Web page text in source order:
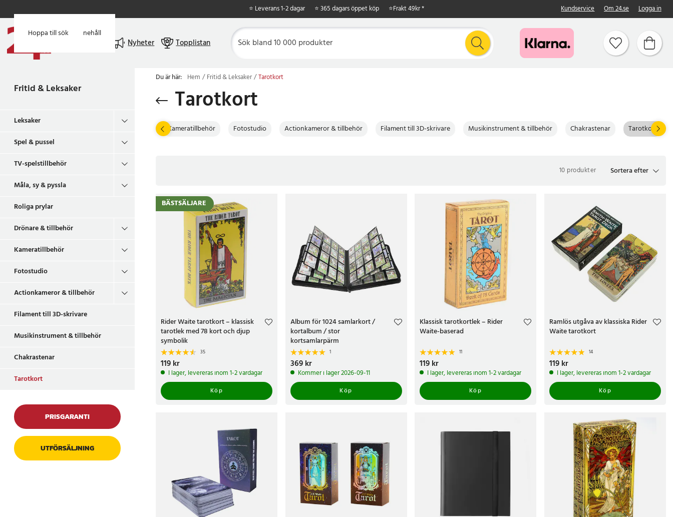
Hoppa till huvudinnehåll
Hoppa till sök
⭐ Leverans 1-2 dagar ⭐ 365 dagars öppet köp ⭐Frakt 49kr * Kundservice Om 24.se Logga in
Nyheter Topplistan
Fritid & Leksaker
Leksaker
Spel & pussel
TV-spelstillbehör
Måla, sy & pyssla
Roliga prylar
Drönare & tillbehör
Kameratillbehör
Fotostudio
Actionkameror & tillbehör
Filament till 3D-skrivare
Musikinstrument & tillbehör
Chakrastenar
Tarotkort
PRISGARANTI
UTFÖRSÄLJNING
Du är här: Hem Fritid & Leksaker Tarotkort
Tarotkort
Kameratillbehör Fotostudio Actionkameror & tillbehör Filament till 3D-skrivare Musikinstrument & tillbehör Chakrastenar Tarotkort
10 produkter Sortera efter
BÄSTSÄLJARE
Rider Waite tarotkort – klassisk
tarotlek med 78 kort och djup
symbolik
35
Pris :119 kr
119 kr
I lager, levereras inom 1-2 vardagar
Köp
Album för 1024 samlarkort /
kortalbum / stor
kortsamlarpärm
1
Pris: 369 kr
369 kr
Kommer i lager 2026-09-11
Köp
Klassisk tarotkortlek – Rider
Waite-baserad
11
Pris :119 kr
119 kr
I lager, levereras inom 1-2 vardagar
Köp
Ramlös utgåva av klassiska Rider
Waite tarotkort
14
Pris :119 kr
119 kr
I lager, levereras inom 1-2 vardagar
Köp